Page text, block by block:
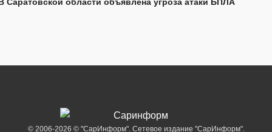
© 2006-2026 © "СарИнформ". Сетевое издание "СарИнформ".